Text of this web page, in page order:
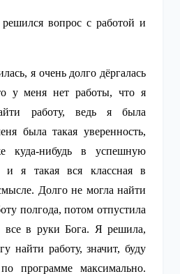
вопрос с работой и
я очень долго дёргалась
у меня нет работы, что я
работу, ведь я была
была такая уверенность,
куда-нибудь в успешную
и я такая вся классная в
Долго не могла найти
полгода, потом отпустила
все в руки Бога. Я решила,
найти работу, значит, буду
программе максимально.